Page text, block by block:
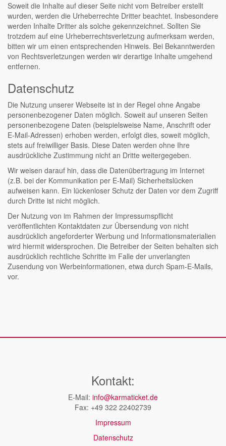
Soweit die Inhalte auf dieser Seite nicht vom Betreiber erstellt
wurden, werden die Urheberrechte Dritter beachtet. Insbesondere
werden Inhalte Dritter als solche gekennzeichnet. Sollten Sie
trotzdem auf eine Urheberrechtsverletzung aufmerksam werden,
bitten wir um einen entsprechenden Hinweis. Bei Bekanntwerden
von Rechtsverletzungen werden wir derartige Inhalte umgehend
entfernen.
Datenschutz
Die Nutzung unserer Webseite ist in der Regel ohne Angabe
personenbezogener Daten möglich. Soweit auf unseren Seiten
personenbezogene Daten (beispielsweise Name, Anschrift oder
E-Mail-Adressen) erhoben werden, erfolgt dies, soweit möglich,
stets auf freiwilliger Basis. Diese Daten werden ohne Ihre
ausdrückliche Zustimmung nicht an Dritte weitergegeben.
Wir weisen darauf hin, dass die Datenübertragung im Internet
(z.B. bei der Kommunikation per E-Mail) Sicherheitslücken
aufweisen kann. Ein lückenloser Schutz der Daten vor dem Zugriff
durch Dritte ist nicht möglich.
Der Nutzung von im Rahmen der Impressumspflicht
veröffentlichten Kontaktdaten zur Übersendung von nicht
ausdrücklich angeforderter Werbung und Informationsmaterialien
wird hiermit widersprochen. Die Betreiber der Seiten behalten sich
ausdrücklich rechtliche Schritte im Falle der unverlangten
Zusendung von Werbeinformationen, etwa durch Spam-E-Mails,
vor.
Kontakt:
E-Mail: info@karmaticket.de
Fax: +49 322 22402739
Impressum
Datenschutz